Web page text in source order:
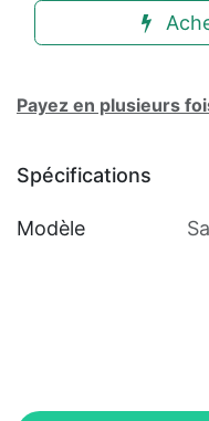
Payez en plusieurs
Spécifications
Modèle